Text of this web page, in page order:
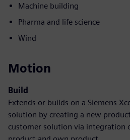
Machine building
Pharma and life science
Wind
Motion
Build
Extends or builds on a Siemens
solution by creating a new
customer solution via integration